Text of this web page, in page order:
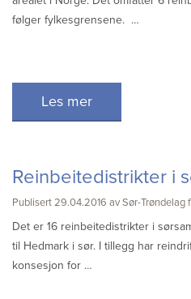
følger fylkesgrensene. …
Les mer
Reinbeitedistrikter i
Publisert 29.04.2016 av Sør-Trøndelag
Det er 16 reinbeitedistrikter i
til Hedmark i sør. I tillegg har
konsesjon for …